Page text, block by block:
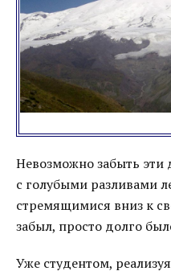
Невозможно забыть эти
с голубыми разливами
стремящимися вниз к
забыл, просто долго
Уже студентом,